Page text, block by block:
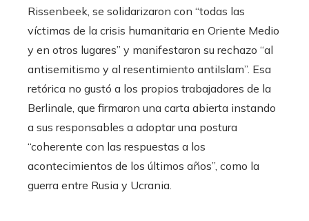
Rissenbeek, se solidarizaron con “todas las
víctimas de la crisis humanitaria en Oriente Medio
y en otros lugares” y manifestaron su rechazo “al
antisemitismo y al resentimiento antiIslam”. Esa
retórica no gustó a los propios trabajadores de la
Berlinale, que firmaron una carta abierta instando
a sus responsables a adoptar una postura
“coherente con las respuestas a los
acontecimientos de los últimos años”, como la
guerra entre Rusia y Ucrania.